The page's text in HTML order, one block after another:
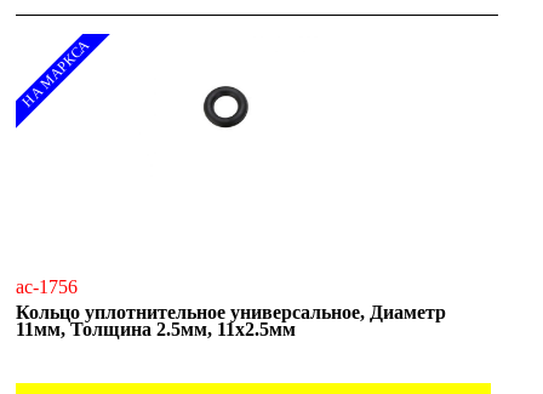
НА МАРКСА
ac-1756
Кольцо уплотнительное универсальное, Диаметр
11мм, Толщина 2.5мм, 11х2.5мм